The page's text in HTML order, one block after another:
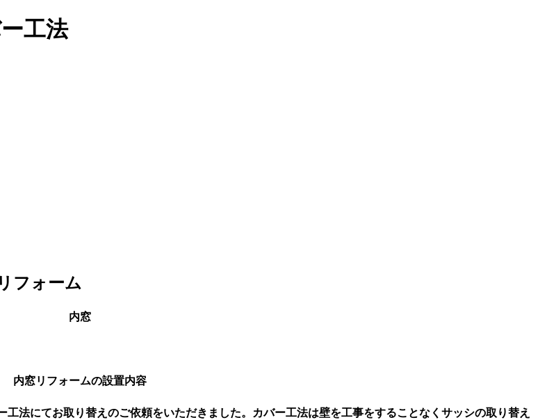
工法
フォーム
内窓
内窓リフォームの設置内容
にてお取り替えのご依頼をいただきました。カバー工法は壁を工事をすることなくサッシの取り替え